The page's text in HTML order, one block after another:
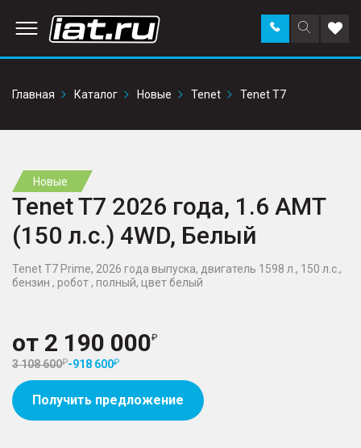
Поиск
по
Заказать
звонок в
Главная
Каталог Новые Tenet Tenet T7
Новые
Tenet T7 2026 года, 1.6 AMT
(150 л.с.) 4WD, Белый
Tenet T7 Prime, 2026 года выпуска, двигатель 1598 л., 150 л.с.,
бензин , робот , полный, цвет белый
от 2 190 000
3 108 600 -918 600
Получить предложение